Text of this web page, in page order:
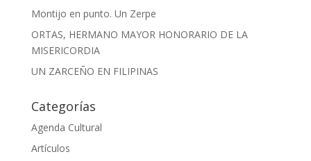
Montijo en punto. Un Zerpe
ORTAS, HERMANO MAYOR HONORARIO DE LA
MISERICORDIA
UN ZARCEÑO EN FILIPINAS
Categorías
Agenda Cultural
Artículos